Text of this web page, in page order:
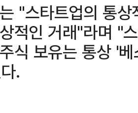
"스타트업의 통
적인 거래"라며 "
식 보유는 통상 '
.